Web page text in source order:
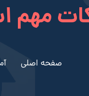
مهم
صفحه اصلی